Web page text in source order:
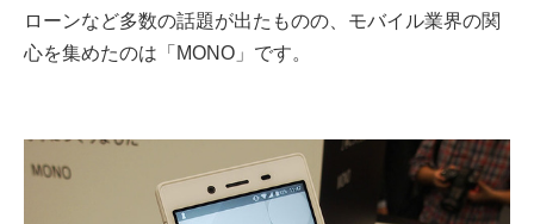
ローンなど多数の話題が出たものの、モバイル業界の関
心を集めたのは「MONO」です。